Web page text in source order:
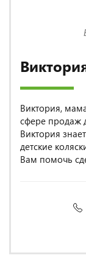
Виктория,
сфере продаж
Виктория
детские
Вам помочь